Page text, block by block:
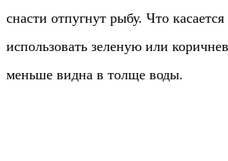
снасти отпугнут рыбу. Что
использовать зеленую или
меньше видна в толще воды.